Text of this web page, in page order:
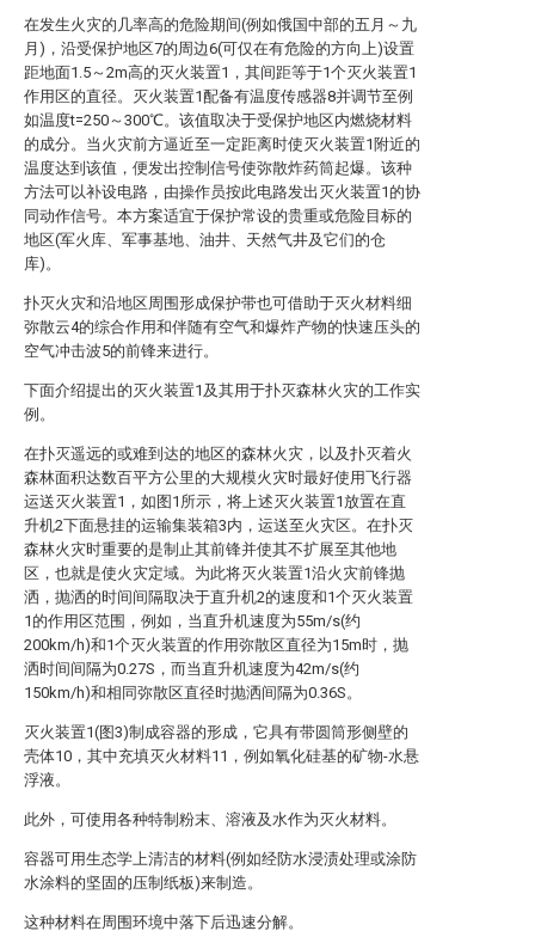
在发生火灾的几率高的危险期间(例如俄国中部的五月～九
月)，沿受保护地区7的周边6(可仅在有危险的方向上)设置
距地面1.5～2m高的灭火装置1，其间距等于1个灭火装置1
作用区的直径。灭火装置1配备有温度传感器8并调节至例
如温度t=250～300℃。该值取决于受保护地区内燃烧材料
的成分。当火灾前方逼近至一定距离时使灭火装置1附近的
温度达到该值，便发出控制信号使弥散炸药筒起爆。该种
方法可以补设电路，由操作员按此电路发出灭火装置1的协
同动作信号。本方案适宜于保护常设的贵重或危险目标的
地区(军火库、军事基地、油井、天然气井及它们的仓
库)。
扑灭火灾和沿地区周围形成保护带也可借助于灭火材料细
弥散云4的综合作用和伴随有空气和爆炸产物的快速压头的
空气冲击波5的前锋来进行。
下面介绍提出的灭火装置1及其用于扑灭森林火灾的工作实
例。
在扑灭遥远的或难到达的地区的森林火灾，以及扑灭着火
森林面积达数百平方公里的大规模火灾时最好使用飞行器
运送灭火装置1，如图1所示，将上述灭火装置1放置在直
升机2下面悬挂的运输集装箱3内，运送至火灾区。在扑灭
森林火灾时重要的是制止其前锋并使其不扩展至其他地
区，也就是使火灾定域。为此将灭火装置1沿火灾前锋抛
洒，抛洒的时间间隔取决于直升机2的速度和1个灭火装置
1的作用区范围，例如，当直升机速度为55m/s(约
200km/h)和1个灭火装置的作用弥散区直径为15m时，抛
洒时间间隔为0.27S，而当直升机速度为42m/s(约
150km/h)和相同弥散区直径时抛洒间隔为0.36S。
灭火装置1(图3)制成容器的形成，它具有带圆筒形侧壁的
壳体10，其中充填灭火材料11，例如氧化硅基的矿物-水悬
浮液。
此外，可使用各种特制粉末、溶液及水作为灭火材料。
容器可用生态学上清洁的材料(例如经防水浸渍处理或涂防
水涂料的坚固的压制纸板)来制造。
这种材料在周围环境中落下后迅速分解。